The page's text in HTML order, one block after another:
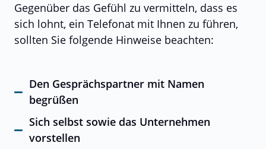
Gegenüber das Gefühl zu vermitteln, dass es
sich lohnt, ein Telefonat mit Ihnen zu führen,
sollten Sie folgende Hinweise beachten:
Den Gesprächspartner mit Namen
begrüßen
Sich selbst sowie das Unternehmen
vorstellen